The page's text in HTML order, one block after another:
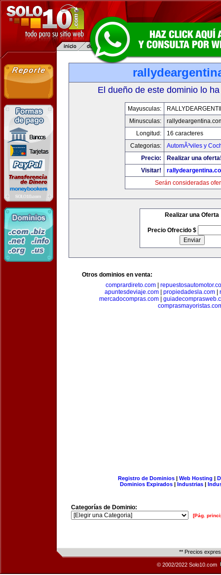
El dueño de este dominio lo
Mayusculas:
Minusculas:
Longitud:
16 caracteres
Categorias:
AutomÃ³viles y
Precio:
Realizar una
Visitar!
Serán consideradas
Realizar una Oferta
Precio Ofrecido $
Otros dominios en venta:
comprardireto.com
apuntesdeviaje.com
propiedadesla.com
mercadocompras.com|
Registro de Dominios| Web Hosting |
Dominios Expirados | Industrias |
Categorías de Dominio:
[Pág.
** Precios
© 2002/2022 Solo10.com